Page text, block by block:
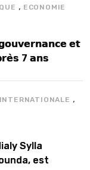
, ECONOMIE
𝗲𝘁
7 𝗮𝗻𝘀
INTERNATIONALE ,
Sylla
est